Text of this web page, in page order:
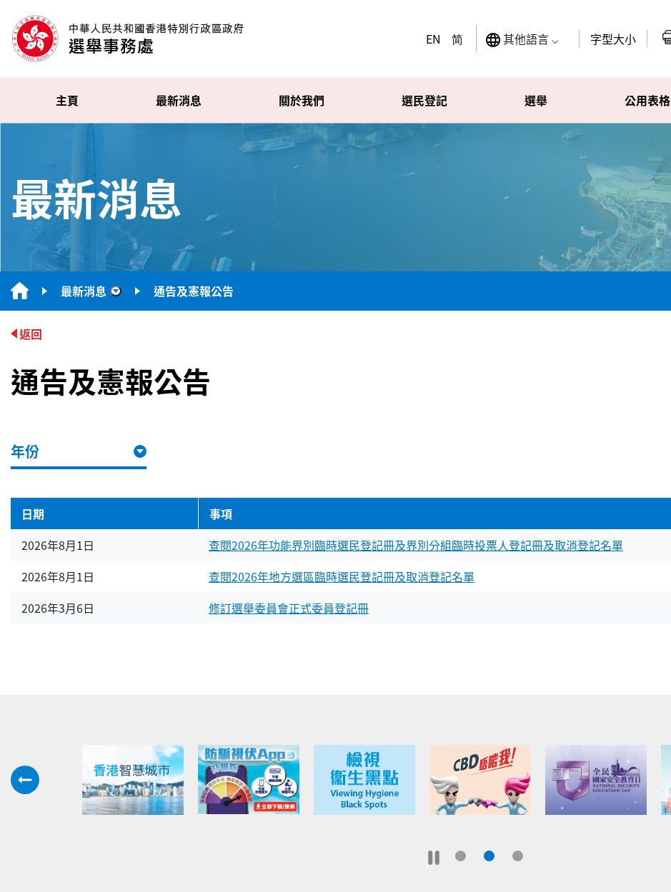
EN 简 其他語言 ⌵ 字型大小
主頁 最新消息 關於我們 選民登記 選舉 公用表格
最新消息
最新消息 “最新消息”通告及憲報公告
返回
通告及憲報公告
年份
日期
事項
2026年8月1日
查閱2026年功能界別臨時選民登記冊及界別分組臨時投票人登記冊及取消登記名單
2026年8月1日
查閱2026年地方選區臨時選民登記冊及取消登記名單
2026年3月6日
修訂選舉委員會正式委員登記冊